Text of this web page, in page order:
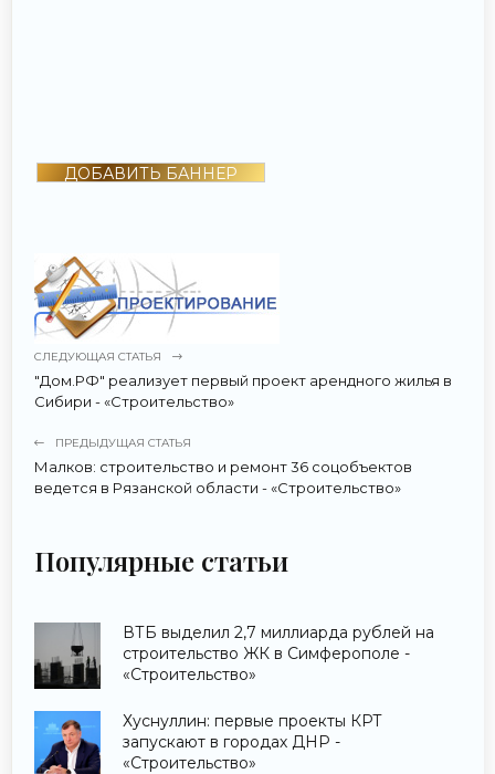
ДОБАВИТЬ БАННЕР
СЛЕДУЮЩАЯ СТАТЬЯ
"Дом.РФ" реализует первый проект арендного жилья в
Сибири - «Строительство»
ПРЕДЫДУЩАЯ СТАТЬЯ
Малков: строительство и ремонт 36 соцобъектов
ведется в Рязанской области - «Строительство»
Популярные статьи
ВТБ выделил 2,7 миллиарда рублей на
строительство ЖК в Симферополе -
«Строительство»
Хуснуллин: первые проекты КРТ
запускают в городах ДНР -
«Строительство»